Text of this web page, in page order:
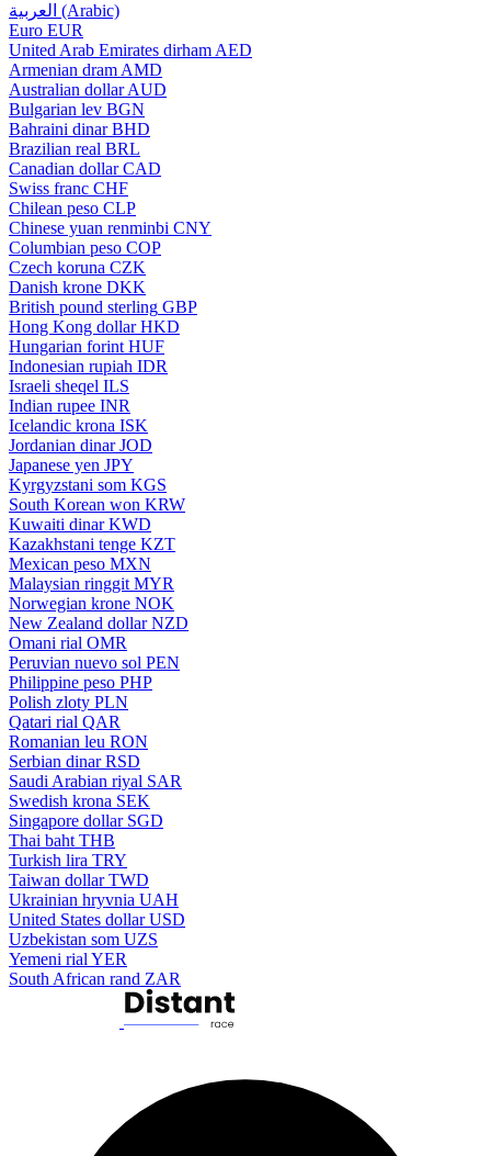
العربية (Arabic)
Euro EUR
United Arab Emirates dirham AED
Armenian dram AMD
Australian dollar AUD
Bulgarian lev BGN
Bahraini dinar BHD
Brazilian real BRL
Canadian dollar CAD
Swiss franc CHF
Chilean peso CLP
Chinese yuan renminbi CNY
Columbian peso COP
Czech koruna CZK
Danish krone DKK
British pound sterling GBP
Hong Kong dollar HKD
Hungarian forint HUF
Indonesian rupiah IDR
Israeli sheqel ILS
Indian rupee INR
Icelandic krona ISK
Jordanian dinar JOD
Japanese yen JPY
Kyrgyzstani som KGS
South Korean won KRW
Kuwaiti dinar KWD
Kazakhstani tenge KZT
Mexican peso MXN
Malaysian ringgit MYR
Norwegian krone NOK
New Zealand dollar NZD
Omani rial OMR
Peruvian nuevo sol PEN
Philippine peso PHP
Polish zloty PLN
Qatari rial QAR
Romanian leu RON
Serbian dinar RSD
Saudi Arabian riyal SAR
Swedish krona SEK
Singapore dollar SGD
Thai baht THB
Turkish lira TRY
Taiwan dollar TWD
Ukrainian hryvnia UAH
United States dollar USD
Uzbekistan som UZS
Yemeni rial YER
South African rand ZAR